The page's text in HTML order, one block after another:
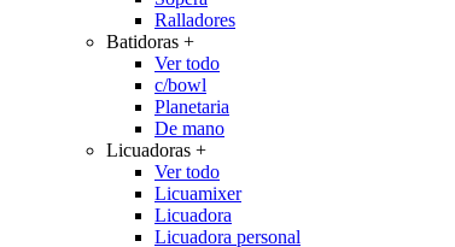
Ralladores
Batidoras +
Ver todo
c/bowl
Planetaria
De mano
Licuadoras +
Ver todo
Licuamixer
Licuadora
Licuadora personal